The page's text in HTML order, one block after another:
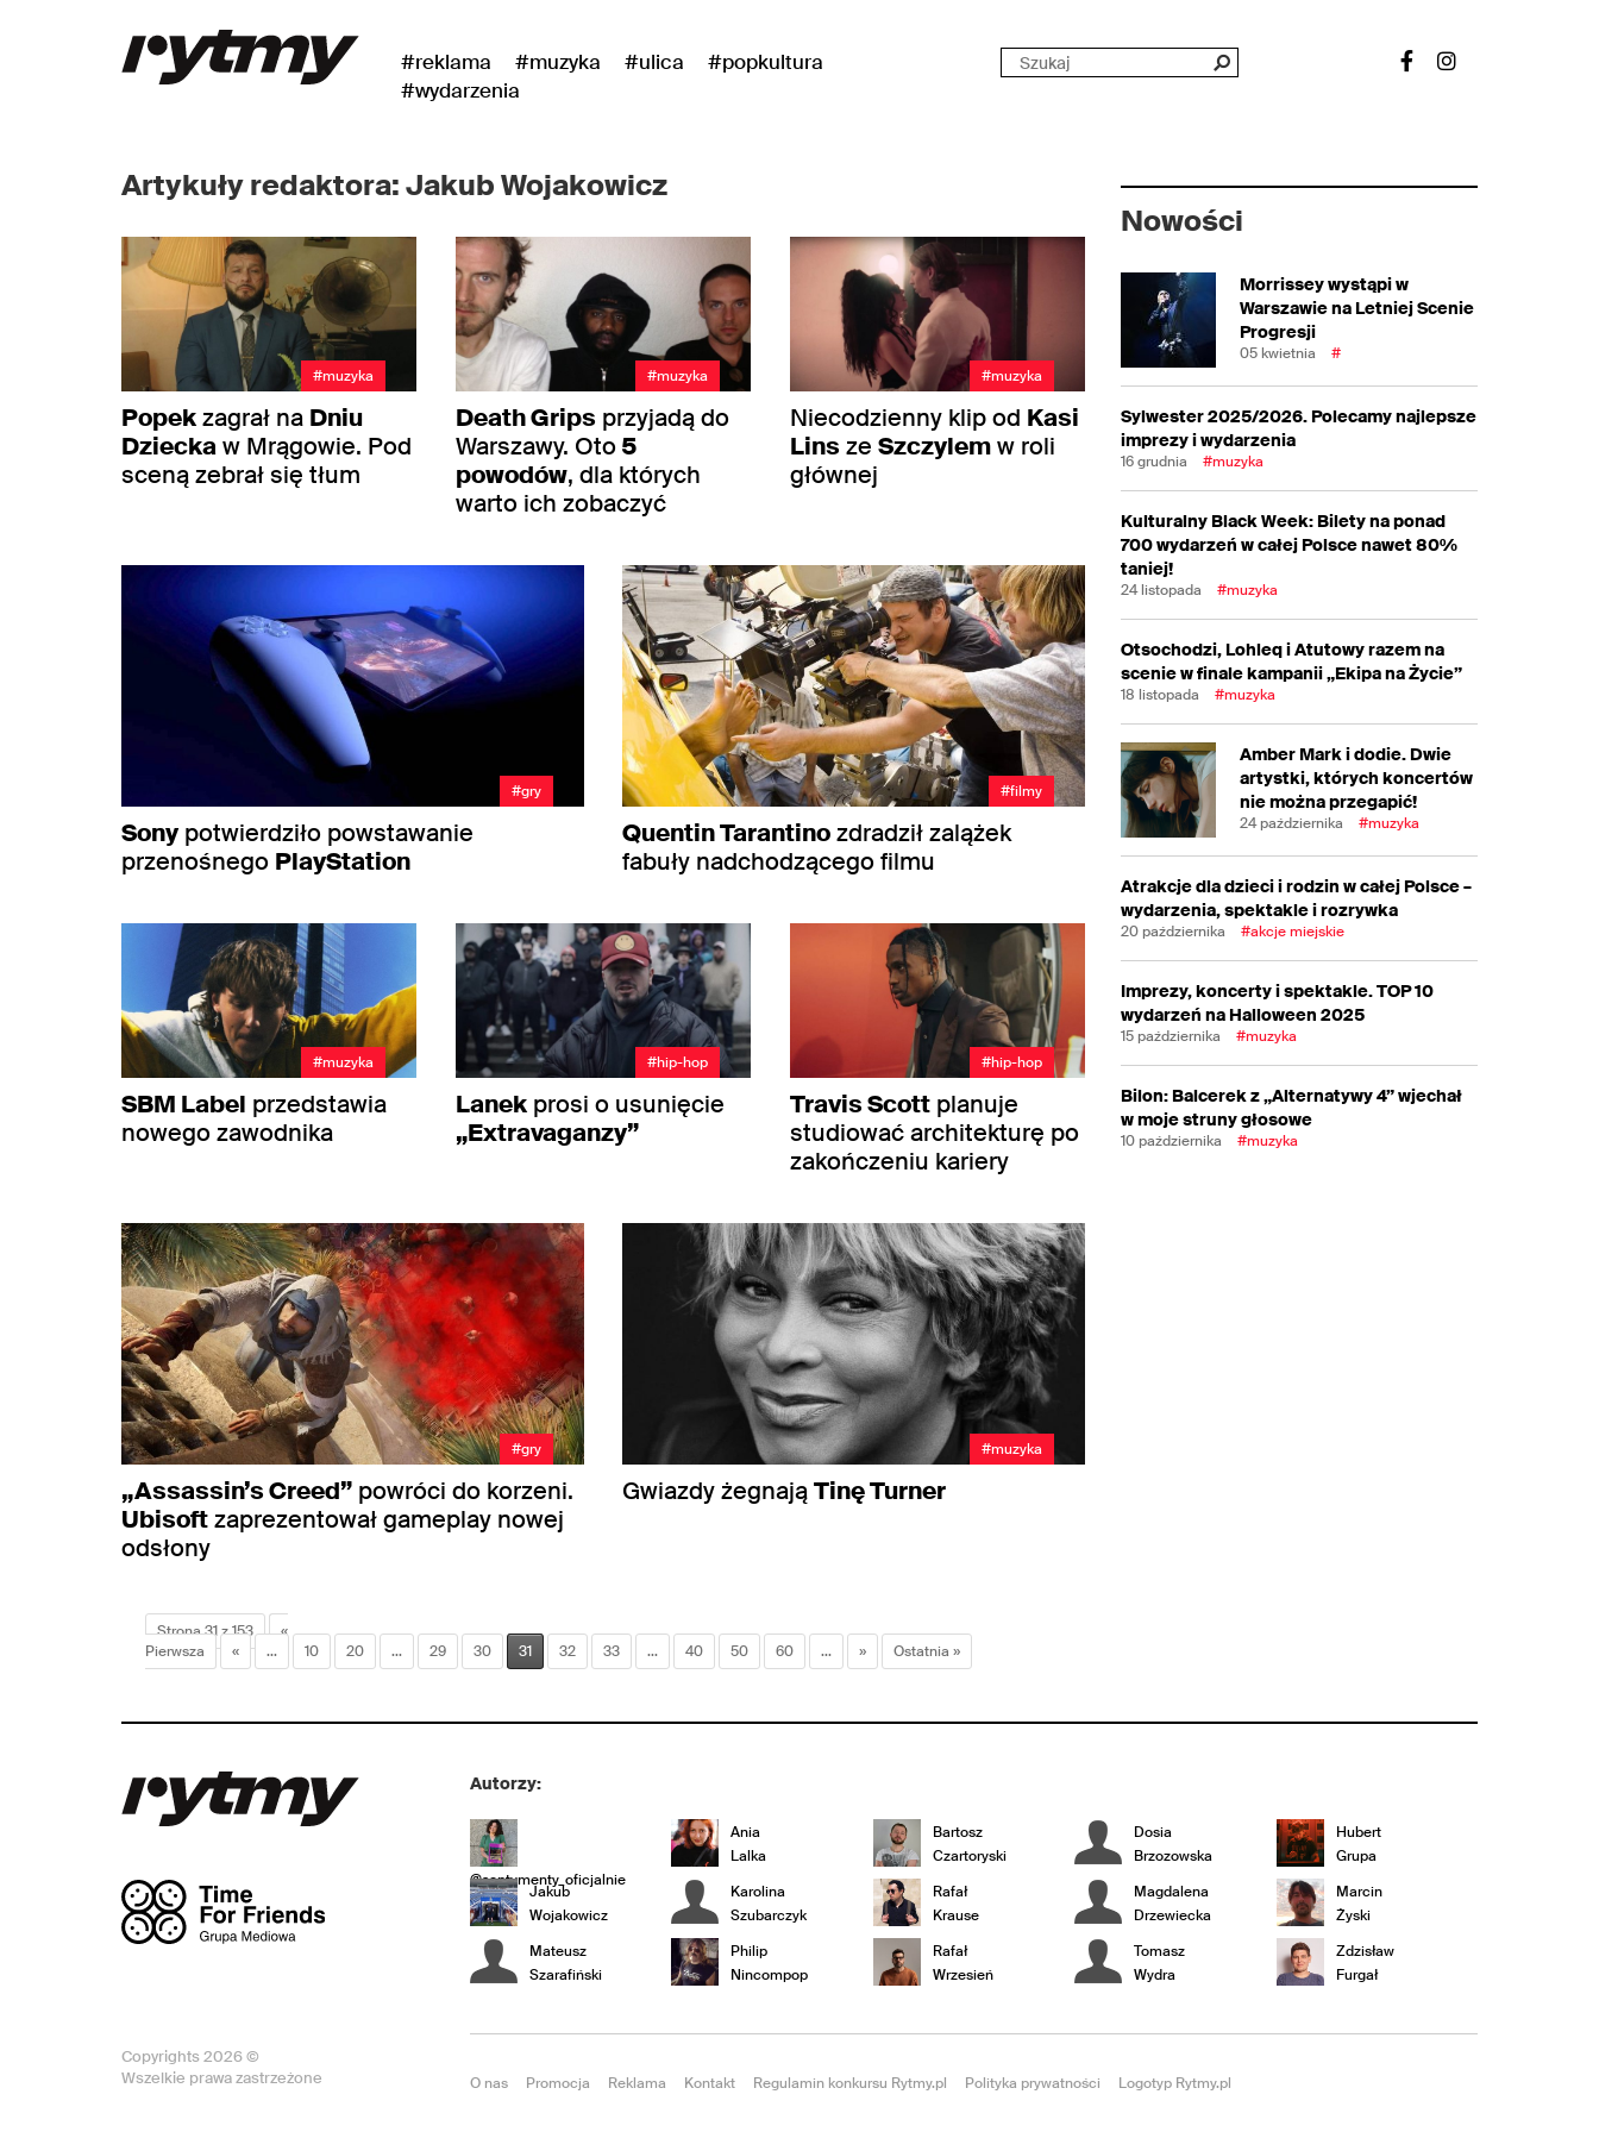
#reklama #muzyka #ulica
#popkultura
#wydarzenia
Artykuły redaktora: Jakub Wojakowicz
#muzyka
Popekzagrał na Dniu
Dzieckaw Mrągowie. Pod
sceną zebrał się tłum
#muzyka
Death Grips przyjadą do
Warszawy. Oto5
powodów, dla których
warto ich zobaczyć
#muzyka
Niecodzienny klip od Kasi
Lins ze Szczylemw roli
głównej
#gry
Sony potwierdziło powstawanie
przenośnego PlayStation
#filmy
Quentin Tarantinozdradził zalążek
fabuły nadchodzącego filmu
#muzyka
SBM Label przedstawia
nowego zawodnika
#hip-hop
Lanekprosi o usunięcie
„Extravaganzy”
#hip-hop
Travis Scottplanuje
studiować architekturę po
zakończeniu kariery
#gry
„Assassin’s Creed” powróci do korzeni.
Ubisoftzaprezentował gameplay nowej
odsłony
#muzyka
Gwiazdy żegnająTinę Turner
Strona 31 z 153
«
Pierwsza
« ... 10 20 ... 29 30 31 32 33 ... 40 50 60 ... » Ostatnia »
Nowości
Morrissey wystąpi w
Warszawie na Letniej Scenie
Progresji
05 kwietnia #
Sylwester 2025/2026. Polecamy najlepsze
imprezy i wydarzenia
16 grudnia #muzyka
Kulturalny Black Week: Bilety na ponad
700 wydarzeń w całej Polsce nawet 80%
taniej!
24 listopada #muzyka
Otsochodzi, Lohleq i Atutowy razem na
scenie w finale kampanii „Ekipa na Życie”
18 listopada #muzyka
Amber Mark i dodie. Dwie
artystki, których koncertów
nie można przegapić!
24 października #muzyka
Atrakcje dla dzieci i rodzin w całej Polsce –
wydarzenia, spektakle i rozrywka
20 października #akcje miejskie
Imprezy, koncerty i spektakle. TOP 10
wydarzeń na Halloween 2025
15 października #muzyka
Bilon: Balcerek z „Alternatywy 4” wjechał
w moje struny głosowe
10 października #muzyka
Autorzy:
@sentymenty_oficjalnie
Ania
Lalka
Bartosz
Czartoryski
Dosia
Brzozowska
Hubert
Grupa
Jakub
Wojakowicz
Karolina
Szubarczyk
Rafał
Krause
Magdalena
Drzewiecka
Marcin
Żyski
Mateusz
Szarafiński
Philip
Nincompop
Rafał
Wrzesień
Tomasz
Wydra
Zdzisław
Furgał
Copyrights 2026 ©
Wszelkie prawa zastrzeżone
O nas Promocja Reklama Kontakt Regulamin konkursu Rytmy.pl Polityka prywatności Logotyp Rytmy.pl